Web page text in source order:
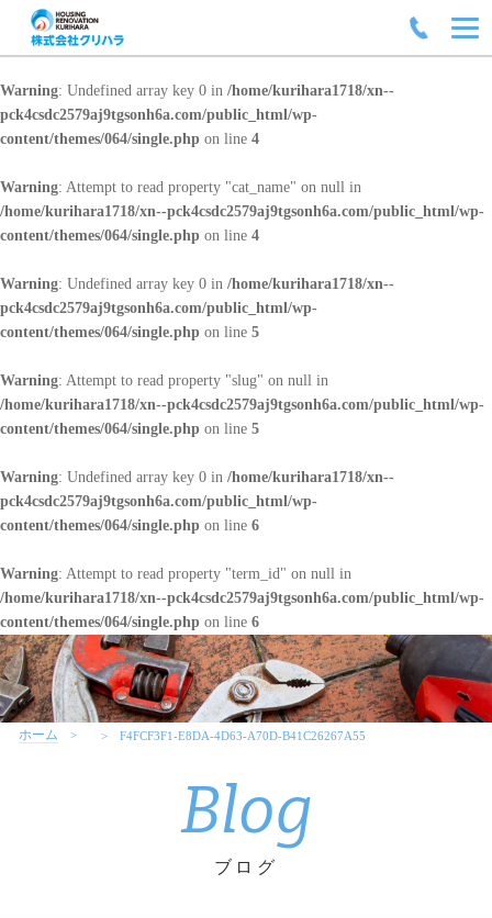
Warning: Undefined array key 0 in /home/kurihara1718/xn--
pck4csdc2579aj9tgsonh6a.com/public_html/wp-
content/themes/064/single.php on line 4
Warning: Attempt to read property "cat_name" on null in
/home/kurihara1718/xn--pck4csdc2579aj9tgsonh6a.com/public_html/wp-
content/themes/064/single.php on line 4
Warning: Undefined array key 0 in /home/kurihara1718/xn--
pck4csdc2579aj9tgsonh6a.com/public_html/wp-
content/themes/064/single.php on line 5
Warning: Attempt to read property "slug" on null in
/home/kurihara1718/xn--pck4csdc2579aj9tgsonh6a.com/public_html/wp-
content/themes/064/single.php on line 5
Warning: Undefined array key 0 in /home/kurihara1718/xn--
pck4csdc2579aj9tgsonh6a.com/public_html/wp-
content/themes/064/single.php on line 6
Warning: Attempt to read property "term_id" on null in
/home/kurihara1718/xn--pck4csdc2579aj9tgsonh6a.com/public_html/wp-
content/themes/064/single.php on line 6
ホーム F4FCF3F1-E8DA-4D63-A70D-B41C26267A55
Blog
ブログ